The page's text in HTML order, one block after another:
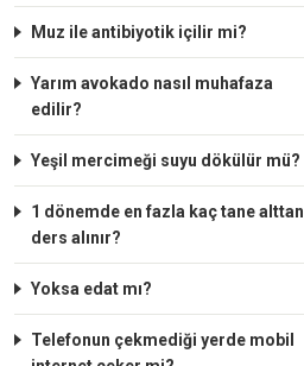
Muz ile antibiyotik içilir mi?
Yarım avokado nasıl muhafaza
edilir?
Yeşil mercimeği suyu dökülür mü?
1 dönemde en fazla kaç tane alttan
ders alınır?
Yoksa edat mı?
Telefonun çekmediği yerde mobil